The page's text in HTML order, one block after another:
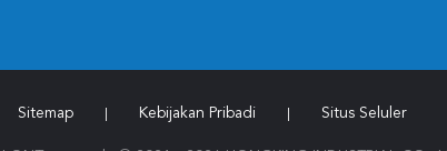
Sitemap Kebijakan Pribadi Situs Seluler